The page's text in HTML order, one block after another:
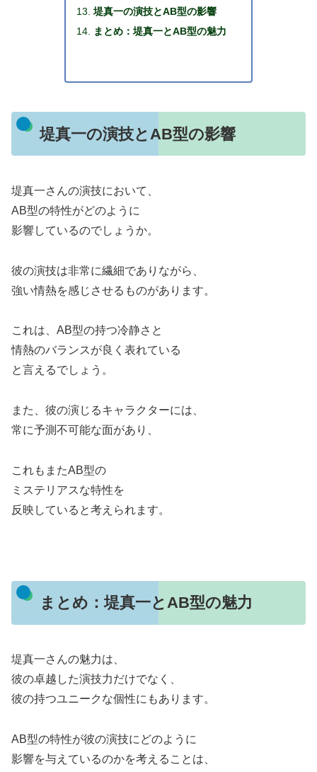
堤真一の演技とAB型の影響
まとめ：堤真一とAB型の魅力
堤真一の演技とAB型の影響
堤真一さんの演技において、
AB型の特性がどのように
影響しているのでしょうか。
彼の演技は非常に繊細でありながら、
強い情熱を感じさせるものがあります。
これは、AB型の持つ冷静さと
情熱のバランスが良く表れている
と言えるでしょう。
また、彼の演じるキャラクターには、
常に予測不可能な面があり、
これもまたAB型の
ミステリアスな特性を
反映していると考えられます。
まとめ：堤真一とAB型の魅力
堤真一さんの魅力は、
彼の卓越した演技力だけでなく、
彼の持つユニークな個性にもあります。
AB型の特性が彼の演技にどのように
影響を与えているのかを考えることは、